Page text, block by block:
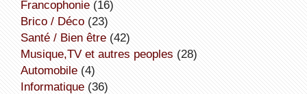
Francophonie(16)
Brico / Déco(23)
Santé / Bien être(42)
Musique,TV et autres peoples (28)
Automobile(4)
informatique(36)